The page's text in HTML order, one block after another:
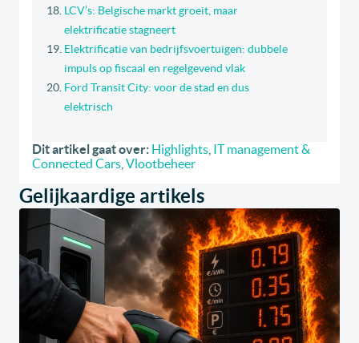
LCV’s: Belgische markt groeit, maar
elektrificatie stagneert
Elektrificatie van bedrijfsvoertuigen: dubbele
impuls op fiscaal en regelgevend vlak
Ford Transit City: voor de stad en dus
elektrisch
Dit artikel gaat over: Highlights
IT management &
Connected Cars Vlootbeheer
Gelijkaardige artikels